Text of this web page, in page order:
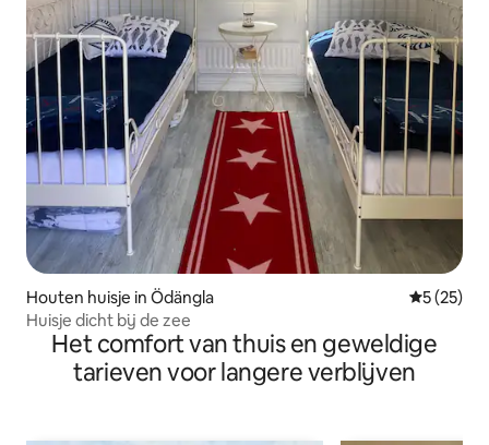
Houten huisje in Ödängla
5 (25)
Huisje dicht bij de zee
Het comfort van thuis en geweldige
tarieven voor langere verblijven